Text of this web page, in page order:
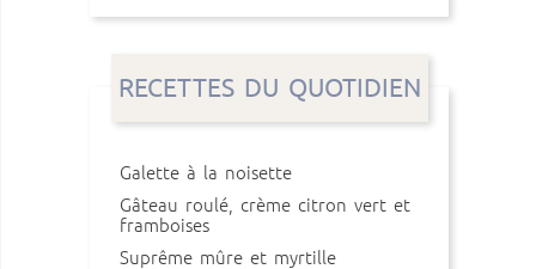
RECETTES DU QUOTIDIEN
Galette à la noisette
Gâteau roulé, crème citron vert et
framboises
Suprême mûre et myrtille